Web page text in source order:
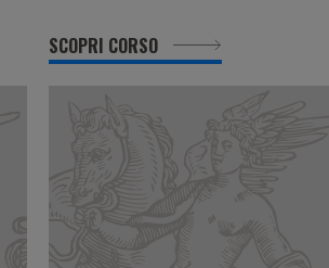
SCOPRI CORSO